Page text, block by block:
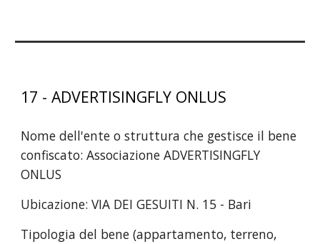
17 -ADVERTISINGFLY ONLUS
Nome dell'ente o struttura che gestisce il bene
confiscato:Associazione ADVERTISINGFLY
ONLUS
Ubicazione:VIA DEI GESUITI N. 15 - Bari
Tipologia del bene (appartamento, terreno,